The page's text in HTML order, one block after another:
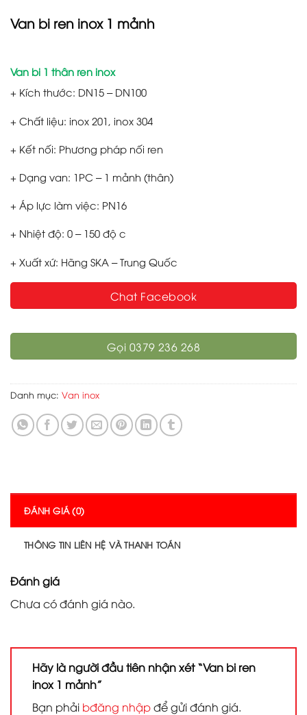
Van bi ren inox 1 mảnh
Van bi 1 thân ren inox
+ Kích thước: DN15 – DN100
+ Chất liệu: inox 201, inox 304
+ Kết nối: Phương pháp nối ren
+ Dạng van: 1PC – 1 mảnh (thân)
+ Áp lực làm việc: PN16
+ Nhiệt độ: 0 – 150 độ c
+ Xuất xứ: Hãng SKA – Trung Quốc
Chat Facebook
Gọi 0379 236 268
Danh mục: Van inox
ĐÁNH GIÁ (0)
THÔNG TIN LIÊN HỆ VÀ THANH TOÁN
Đánh giá
Chưa có đánh giá nào.
Hãy là người đầu tiên nhận xét “Van bi ren
inox 1 mảnh”
Bạn phải bđăng nhậpđể gửi đánh giá.